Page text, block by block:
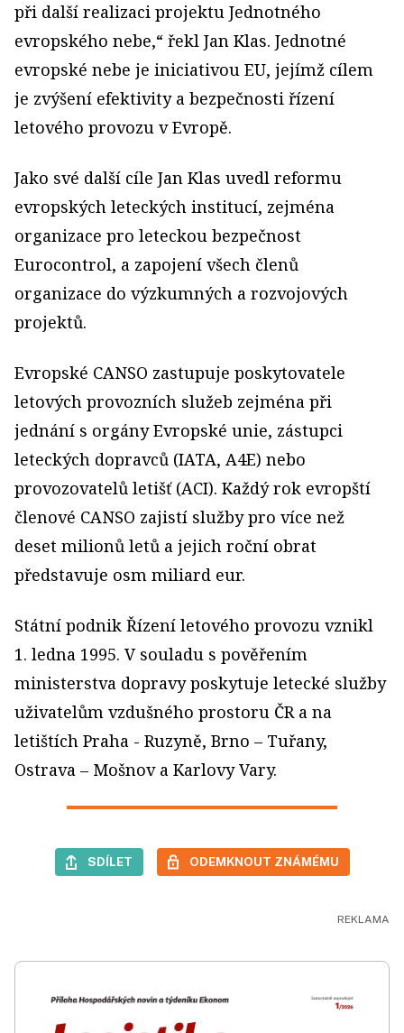
při další realizaci projektu Jednotného
evropského nebe,“ řekl Jan Klas. Jednotné
evropské nebe je iniciativou EU, jejímž cílem
je zvýšení efektivity a bezpečnosti řízení
letového provozu v Evropě.
Jako své další cíle Jan Klas uvedl reformu
evropských leteckých institucí, zejména
organizace pro leteckou bezpečnost
Eurocontrol, a zapojení všech členů
organizace do výzkumných a rozvojových
projektů.
Evropské CANSO zastupuje poskytovatele
letových provozních služeb zejména při
jednání s orgány Evropské unie, zástupci
leteckých dopravců (IATA, A4E) nebo
provozovatelů letišť (ACI). Každý rok evropští
členové CANSO zajistí služby pro více než
deset milionů letů a jejich roční obrat
představuje osm miliard eur.
Státní podnik Řízení letového provozu vznikl
1. ledna 1995. V souladu s pověřením
ministerstva dopravy poskytuje letecké služby
uživatelům vzdušného prostoru ČR a na
letištích Praha - Ruzyně, Brno – Tuřany,
Ostrava – Mošnov a Karlovy Vary.
SDÍLET ODEMKNOUT ZNÁMÉMU